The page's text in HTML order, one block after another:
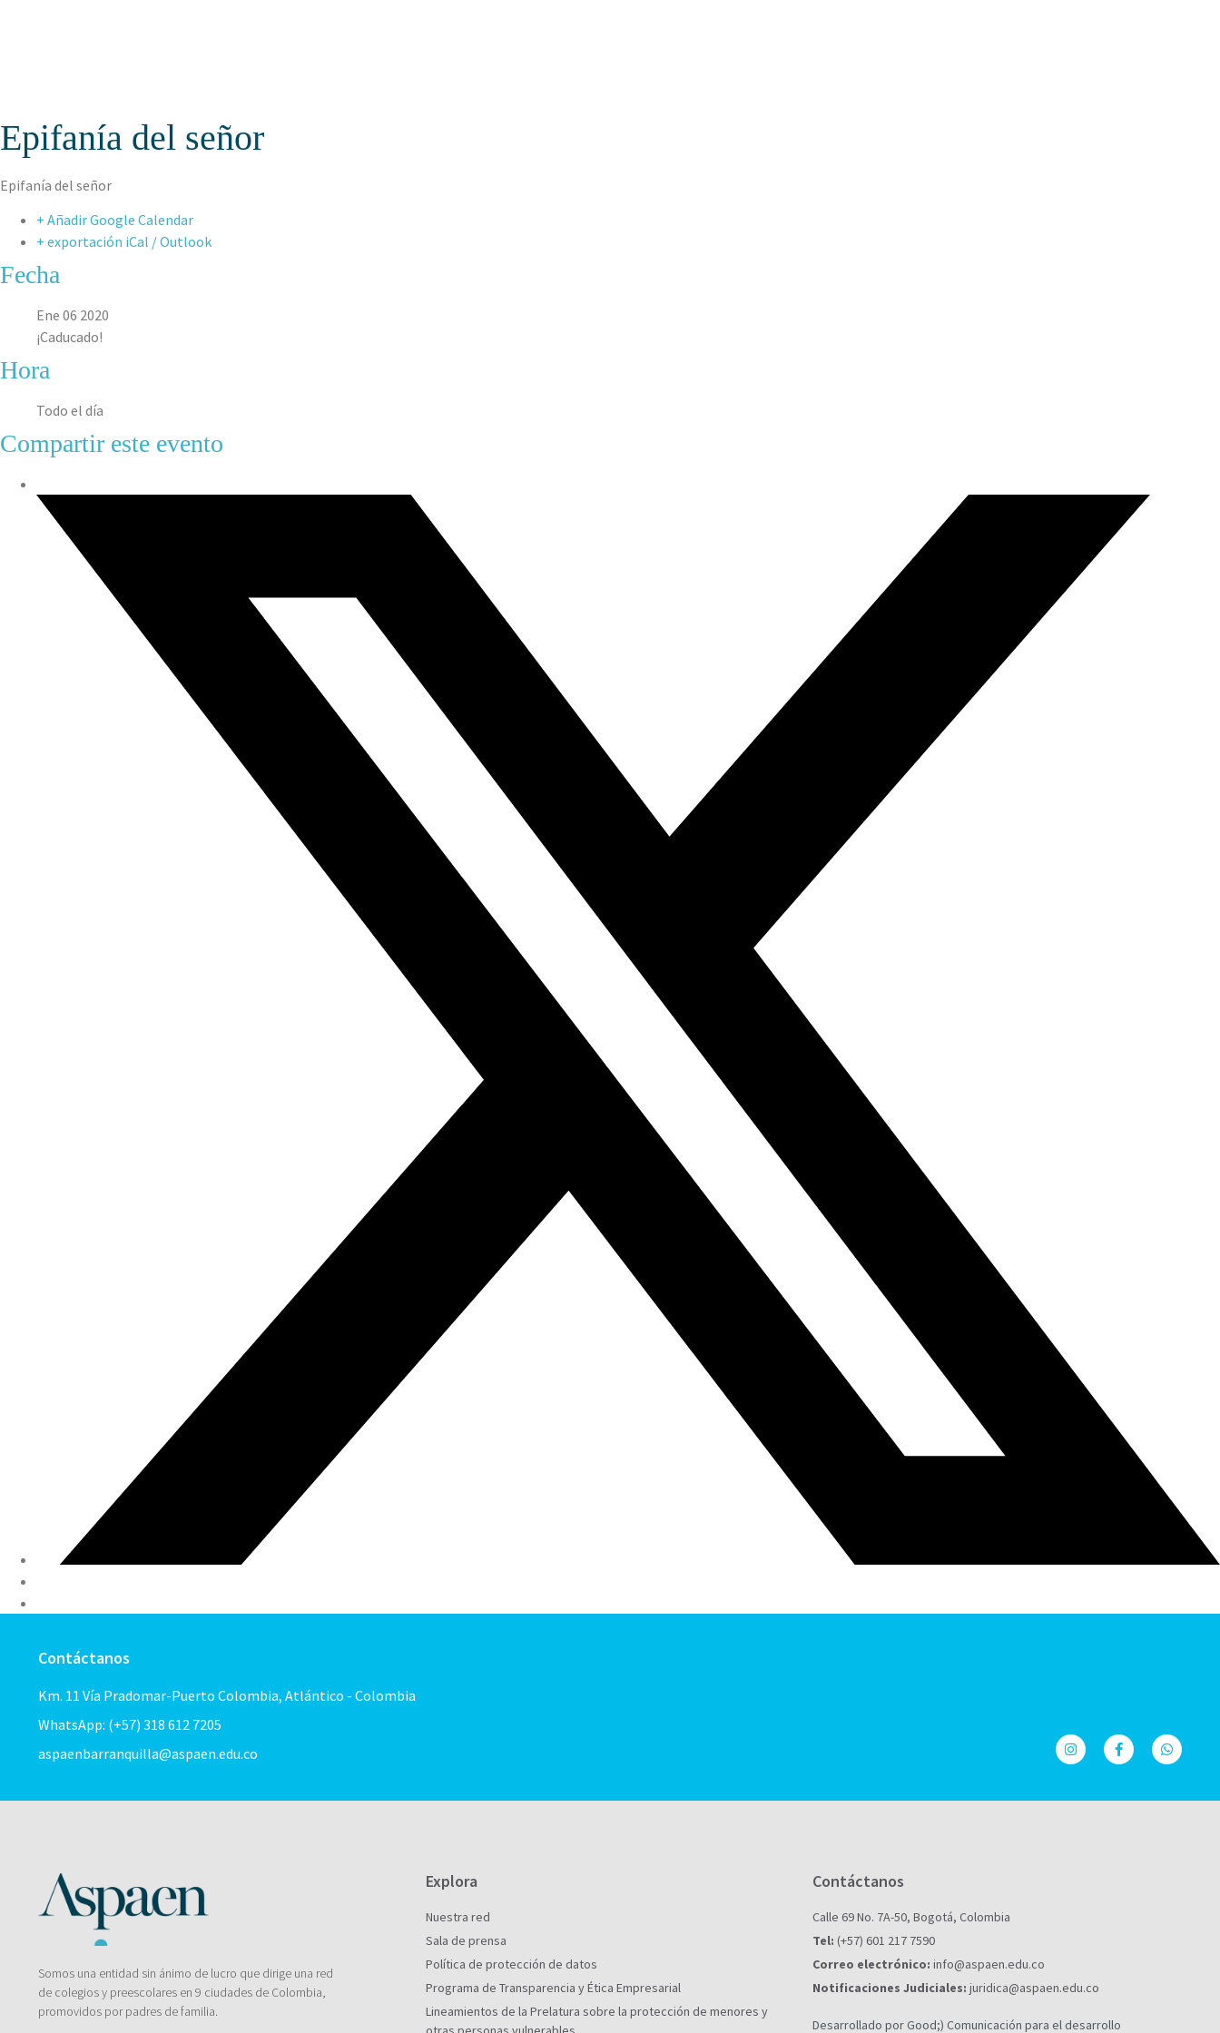
Epifanía del señor
Epifanía del señor
+ Añadir Google Calendar
+ exportación iCal / Outlook
Fecha
Ene 06 2020
¡Caducado!
Hora
Todo el día
Compartir este evento
Contáctanos
Km. 11 Vía Pradomar-Puerto Colombia, Atlántico - Colombia
WhatsApp: (+57) 318 612 7205
aspaenbarranquilla@aspaen.edu.co
Somos una entidad sin ánimo de lucro que dirige una red
de colegios y preescolares en 9 ciudades de Colombia,
promovidos por padres de familia.
Explora
Nuestra red
Sala de prensa
Política de protección de datos
Programa de Transparencia y Ética Empresarial
Lineamientos de la Prelatura sobre la protección de menores y
Contáctanos
Calle 69 No. 7A-50, Bogotá, Colombia
Tel: (+57) 601 217 7590
Correo electrónico: info@aspaen.edu.co
Notificaciones Judiciales: juridica@aspaen.edu.co
Desarrollado por Good;) Comunicación para el desarrollo